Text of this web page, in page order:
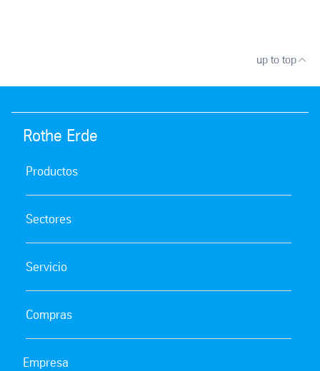
up to top
Rothe Erde
Productos
Sectores
Servicio
Compras
Empresa